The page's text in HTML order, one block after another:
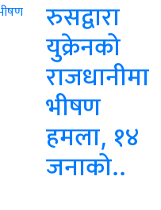
रुसद्वारा
युक्रेनको
राजधानीमा
भीषण
हमला, १४
जनाको..